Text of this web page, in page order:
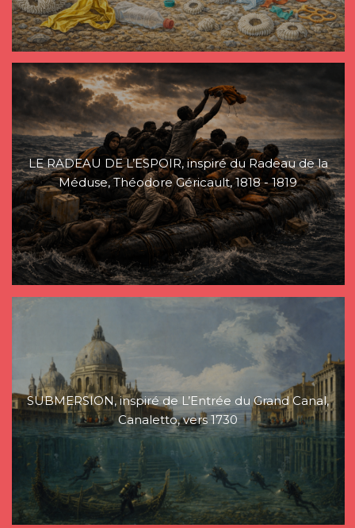
LE RADEAU DE L’ESPOIR, inspiré du Radeau de la
Méduse, Théodore Géricault, 1818 - 1819
SUBMERSION, inspiré de L’Entrée du Grand Canal,
Canaletto, vers 1730